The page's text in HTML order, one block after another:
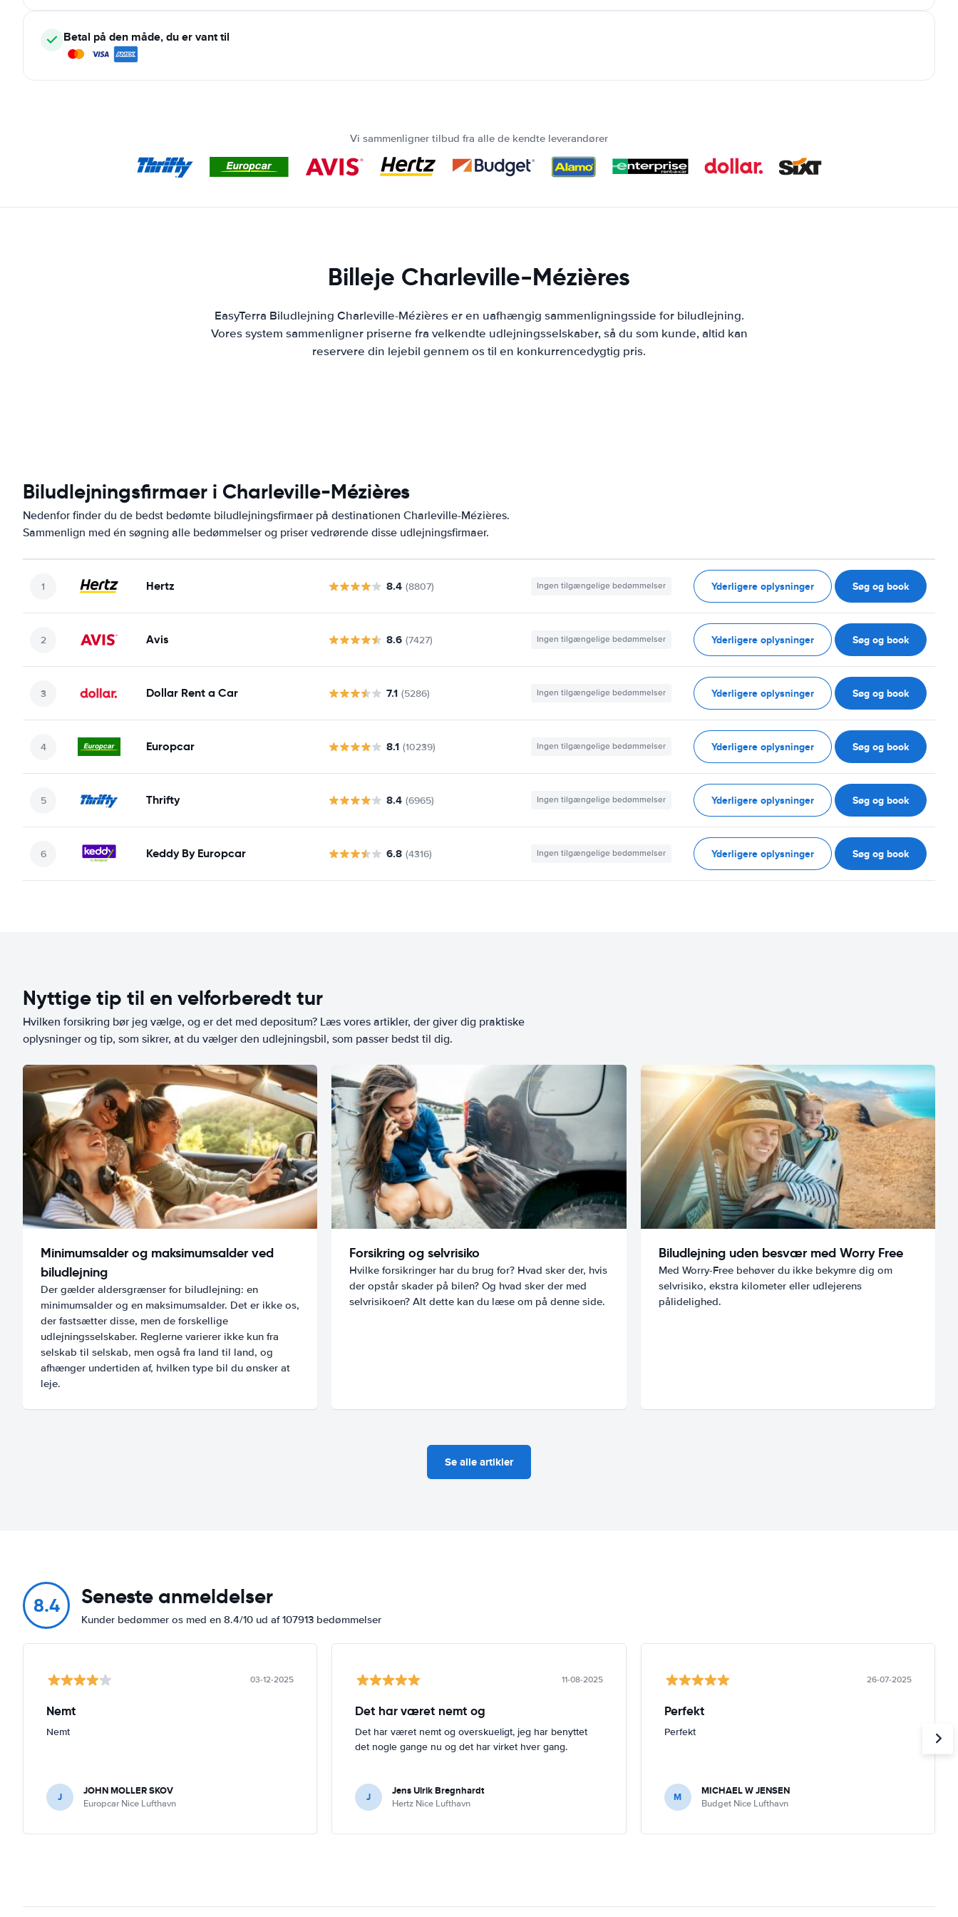
Betal på den måde, du er vant til
Vi sammenligner tilbud fra alle de kendte leverandører
Billeje Charleville-Mézières
EasyTerra Biludlejning Charleville-Mézières er en uafhængig sammenligningsside for biludlejning.
Vores system sammenligner priserne fra velkendte udlejningsselskaber, så du som kunde, altid kan
reservere din lejebil gennem os til en konkurrencedygtig pris.
Biludlejningsfirmaer i Charleville-Mézières
Nedenfor finder du de bedst bedømte biludlejningsfirmaer på destinationen Charleville-Mézières.
Sammenlign med én søgning alle bedømmelser og priser vedrørende disse udlejningsfirmaer.
Hertz 8.4 (8807) Ingen tilgængelige bedømmelser Yderligere oplysninger Søg og book
Avis 8.6 (7427) Ingen tilgængelige bedømmelser Yderligere oplysninger Søg og book
Dollar Rent a Car 7.1 (5286) Ingen tilgængelige bedømmelser Yderligere oplysninger Søg og book
Europcar 8.1 (10239) Ingen tilgængelige bedømmelser Yderligere oplysninger Søg og book
Thrifty 8.4 (6965) Ingen tilgængelige bedømmelser Yderligere oplysninger Søg og book
Keddy By Europcar 6.8 (4316) Ingen tilgængelige bedømmelser Yderligere oplysninger Søg og book
Nyttige tip til en velforberedt tur
Hvilken forsikring bør jeg vælge, og er det med depositum? Læs vores artikler, der giver dig praktiske
oplysninger og tip, som sikrer, at du vælger den udlejningsbil, som passer bedst til dig.
Minimumsalder og maksimumsalder ved
biludlejning
Der gælder aldersgrænser for biludlejning: en
minimumsalder og en maksimumsalder. Det er ikke os,
der fastsætter disse, men de forskellige
udlejningsselskaber. Reglerne varierer ikke kun fra
selskab til selskab, men også fra land til land, og
afhænger undertiden af, hvilken type bil du ønsker at
leje.
Forsikring og selvrisiko
Hvilke forsikringer har du brug for? Hvad sker der, hvis
der opstår skader på bilen? Og hvad sker der med
selvrisikoen? Alt dette kan du læse om på denne side.
Biludlejning uden besvær med Worry Free
Med Worry-Free behøver du ikke bekymre dig om
selvrisiko, ekstra kilometer eller udlejerens
pålidelighed.
Se alle artikler
8.4 Seneste anmeldelser
Kunder bedømmer os med en 8.4/10 ud af 107913 bedømmelser
03-12-2025
Nemt
Nemt
J JOHN MOLLER SKOV
Europcar Nice Lufthavn
11-08-2025
Det har været nemt og
Det har været nemt og overskueligt, jeg har benyttet
det nogle gange nu og det har virket hver gang.
J Jens Ulrik Bregnhardt
Hertz Nice Lufthavn
26-07-2025
Perfekt
Perfekt
M MICHAEL W JENSEN
Budget Nice Lufthavn